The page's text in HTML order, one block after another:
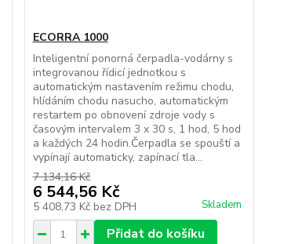
ECORRA 1000
Inteligentní ponorná čerpadla-vodárny s
integrovanou řídicí jednotkou s
automatickým nastavením režimu chodu,
hlídáním chodu nasucho, automatickým
restartem po obnovení zdroje vody s
časovým intervalem 3 x 30 s, 1 hod, 5 hod
a každých 24 hodin.Čerpadla se spouští a
vypínají automaticky, zapínací tla...
7 134,16 Kč
6 544,56 Kč
5 408,73 Kč bez DPH Skladem
Přidat do košíku